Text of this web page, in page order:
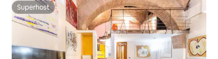
Superhost
Superhost